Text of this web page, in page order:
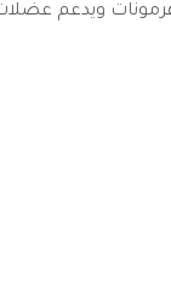
ويدعم عضلات